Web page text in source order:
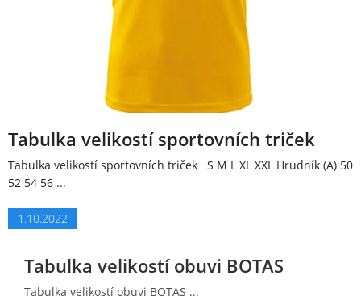
Tabulka velikostí sportovních triček
Tabulka velikostí sportovních triček S M L XL XXL Hrudník (A) 50
52 54 56 ...
Tabulka velikostí obuvi BOTAS
1.10.2022
Tabulka velikostí obuvi BOTAS ...